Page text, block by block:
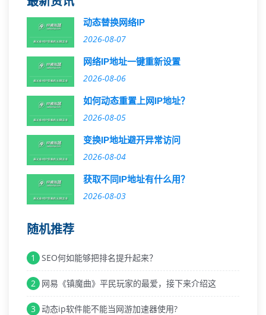
动态替换网络IP
2026-08-07
网络IP地址一键重新设置
2026-08-06
如何动态重置上网IP地址？
2026-08-05
变换IP地址避开异常访问
2026-08-04
获取不同IP地址有什么用？
2026-08-03
随机推荐
1 SEO何如能够把排名提升起来？
2 网易《镇魔曲》平民玩家的最爱，接下来介绍这
3 动态ip软件能不能当网游加速器使用?